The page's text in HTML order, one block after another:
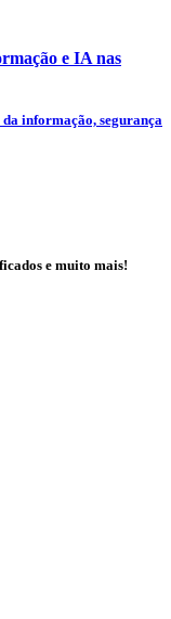
e IA nas
informação, segurança
e muito mais!